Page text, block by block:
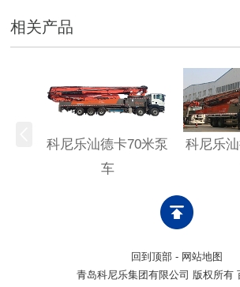
相关产品
科尼乐汕德卡70米泵
车
科尼乐
回到顶部 - 网站地图
青岛科尼乐集团有限公司 版权所有